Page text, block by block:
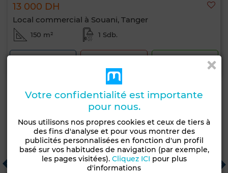
13 000 DH
Local commercial à Souani, Tanger
150 m² 1 Sdb.
WhatsApp
Agences immobilières recommandées
Rafina Residence Belvé...
Casablanca
Les pines de maamoura
Salé
Votre confidentialité est importante
pour nous.
Nous utilisons nos propres cookies et ceux de tiers à
des fins d'analyse et pour vous montrer des
publicités personnalisées en fonction d'un profil
basé sur vos habitudes de navigation (par exemple,
les pages visitées). Cliquez ICI pour plus
d'informations